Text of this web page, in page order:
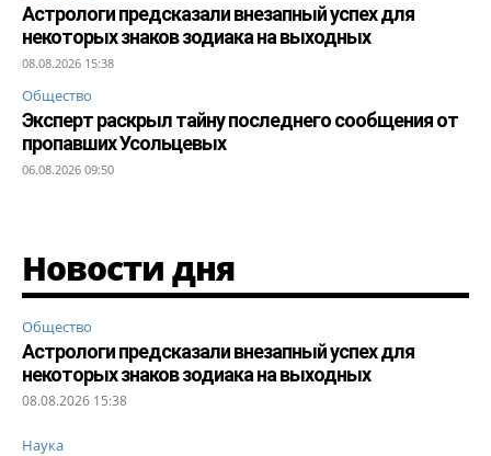
Астрологи предсказали внезапный успех для
некоторых знаков зодиака на выходных
08.08.2026 15:38
Общество
Эксперт раскрыл тайну последнего сообщения от
пропавших Усольцевых
06.08.2026 09:50
Новости дня
Общество
Астрологи предсказали внезапный успех для
некоторых знаков зодиака на выходных
08.08.2026 15:38
Наука